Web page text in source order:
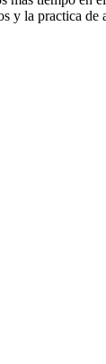
y la practica de